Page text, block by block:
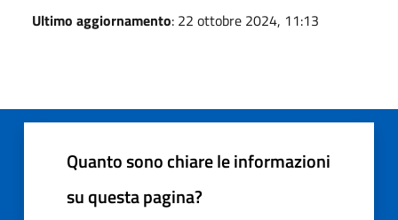
Ultimo aggiornamento: 22 ottobre 2024, 11:13
Quanto sono chiare le informazioni
su questa pagina?